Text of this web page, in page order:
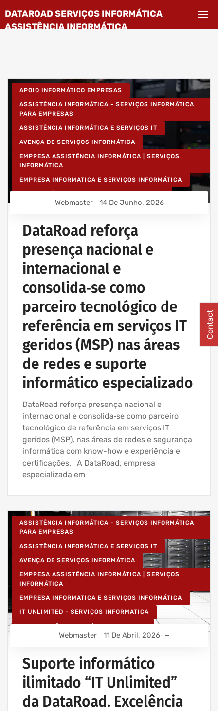
APOIO INFORMÁTICO EMPRESAS
ASSISTÊNCIA INFORMÁTICA - SERVIÇOS INFORMÁTICA
PARA EMPRESAS
ASSISTÊNCIA INFORMÁTICA E SERVIÇOS IT
AVENÇA DE SERVIÇOS INFORMÁTICA
EMPRESA ASSISTÊNCIA INFORMÁTICA | SERVIÇOS
INFORMÁTICA
EMPRESA INFORMATICA E SERVIÇOS INFORMÁTICA
MANUTENÇÃO INFORMÁTICA EMPRESAS
PROJETOS CABLAGEM E REDES INFORMÁTICA
Webmaster 14 De Junho, 2026
DataRoad reforça
presença nacional e
internacional e
consolida‑se como
parceiro tecnológico de
referência em serviços IT
geridos (MSP) nas áreas
de redes e suporte
informático especializado
DataRoad reforça presença nacional e
internacional e consolida‑se como parceiro
tecnológico de referência em serviços IT
geridos (MSP), nas áreas de redes e segurança
informática com know-how e experiência e
certificações. A DataRoad, empresa
especializada em
ASSISTÊNCIA INFORMÁTICA - SERVIÇOS INFORMÁTICA
PARA EMPRESAS
ASSISTÊNCIA INFORMÁTICA E SERVIÇOS IT
AVENÇA DE SERVIÇOS INFORMÁTICA
EMPRESA ASSISTÊNCIA INFORMÁTICA | SERVIÇOS
INFORMÁTICA
EMPRESA INFORMATICA E SERVIÇOS INFORMÁTICA
IT UNLIMITED - SERVIÇOS INFORMÁTICA
PROJETOS CABLAGEM E REDES INFORMÁTICA
REDE ESTRUTURADA INFORMÁTICA
SERVIÇOS INFORMÁTICA E ASSISTÊNCIA INFORMÁTICA
Webmaster 11 De Abril, 2026
Suporte informático
ilimitado “IT Unlimited”
da DataRoad. Excelência
Contact